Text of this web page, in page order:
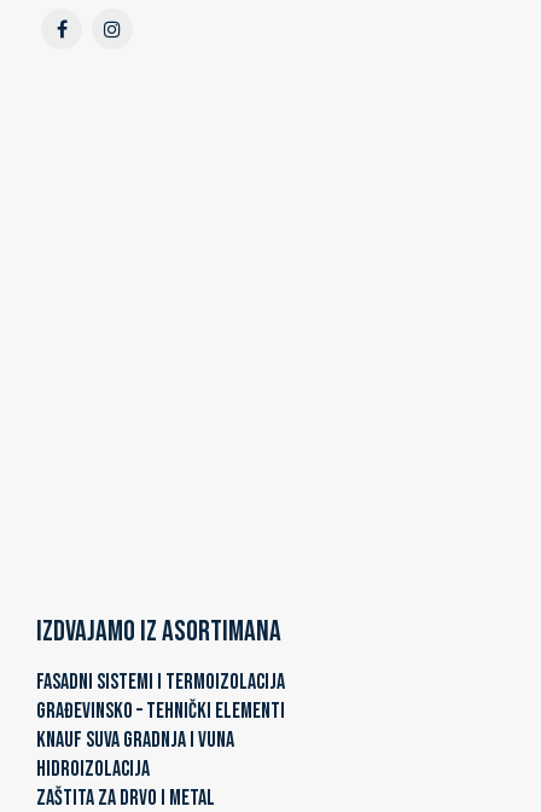
Izdvajamo iz asortimana
FASADNI SISTEMI I TERMOIZOLACIJA
GRAĐEVINSKO – TEHNIČKI ELEMENTI
KNAUF SUVA GRADNJA I VUNA
HIDROIZOLACIJA
ZAŠTITA ZA DRVO I METAL